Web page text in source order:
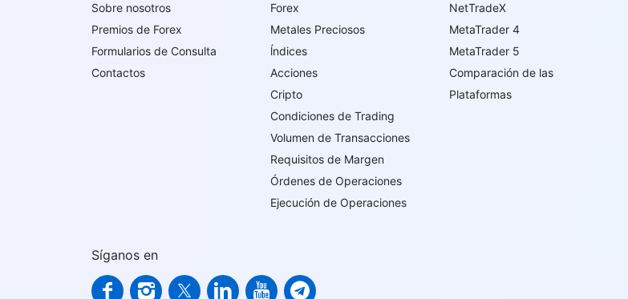
Sobre nosotros
Premios de Forex
Formularios de Consulta
Contactos
Forex
Metales Preciosos
ĺndices
Acciones
Cripto
Condiciones de Trading
Volumen de Transacciones
Requisitos de Margen
Órdenes de Operaciones
Ejecución de Operaciones
NetTradeX
MetaTrader 4
MetaTrader 5
Comparación de las
Plataformas
Síganos en